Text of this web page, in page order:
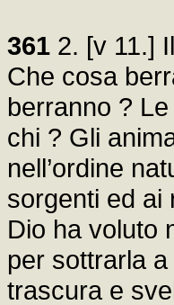
361 2. [v 11.]
Che cosa
berranno ?
chi ? Gli
nell’ordine
sorgenti ed ai
Dio ha voluto
per sottrarla
trascura e